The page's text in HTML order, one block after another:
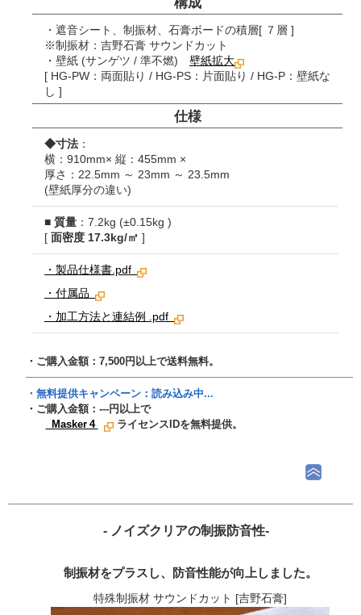
構成
・遮音シート、制振材、石膏ボードの積層[ ７層 ]
※制振材：吉野石膏 サウンドカット
・壁紙 (サンゲツ / 準不燃) 壁紙拡大
[ HG-PW：両面貼り / HG-PS：片面貼り / HG-P：壁紙な
し ]
仕様
◆寸法：
横：910mm× 縦：455mm ×
厚さ：22.5mm ～ 23mm ～ 23.5mm
(壁紙厚分の違い)
■質量：7.2kg (±0.15kg )
[面密度 17.3kg/㎡ ]
・製品仕様書.pdf
・付属品
・加工方法と連結例 .pdf
・ご購入金額：7,500円以上で送料無料。
・無料提供キャンペーン： 読み込み中...
・ご購入金額： ---円以上で
Masker 4
ライセンスIDを無料提供。
- ノイズクリアの制振防音性-
制振材をプラスし、防音性能が向上しました。
特殊制振材 サウンドカット [吉野石膏]